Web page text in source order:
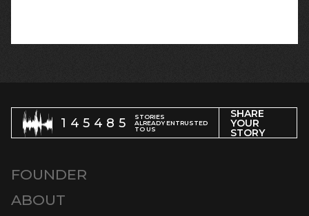
145485
STORIES
ALREADY ENTRUSTED
TO US
SHARE
YOUR
STORY
FOUNDER
ABOUT